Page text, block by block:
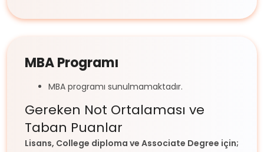
MBA Programı
MBA programı sunulmamaktadır.
Gereken Not Ortalaması ve
Taban Puanlar
Lisans, College diploma ve Associate Degree için;